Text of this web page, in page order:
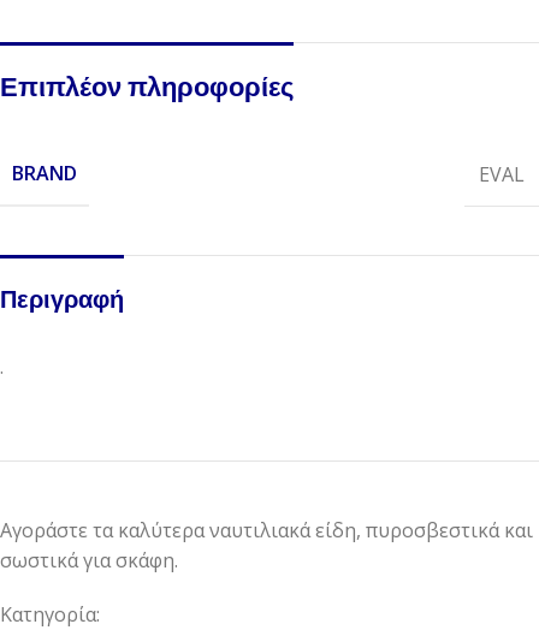
Επιπλέον πληροφορίες
BRAND EVAL
Περιγραφή
.
Αγοράστε τα καλύτερα ναυτιλιακά είδη, πυροσβεστικά και
σωστικά για σκάφη.
Κατηγορία: